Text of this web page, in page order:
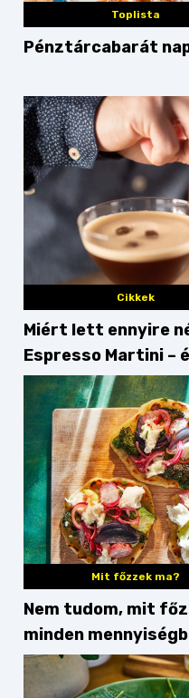
Toplista
Pénztárcabarát
Cikkek
Miért lett ennyire
Espresso Martini –
enni mellé?
Mit főzzek ma?
Nem tudom, mit
minden